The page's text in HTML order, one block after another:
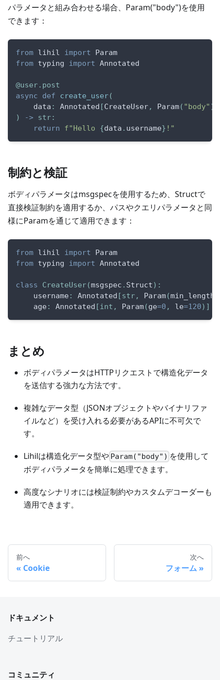
パラメータと組み合わせる場合、Param("body")を使用
できます：
from lihil import Param
from typing import Annotated
@user. post
async
def create_user(
    data
: Annotated [CreateUser, Param( "body" )
)
-> str:
return
f"Hello {data . username} !"
制約と検証
ボディパラメータはmsgspecを使用するため、Structで
直接検証制約を適用するか、パスやクエリパラメータと同
様にParamを通じて適用できます：
from lihil import Param
from typing import Annotated
class CreateUser(msgspec . Struct) :
    username
: Annotated [str, Param(min_length
    age
: Annotated [int , Param(ge=0 , le=120) ]
まとめ
ボディパラメータはHTTPリクエストで構造化データ
を送信する強力な方法です。
複雑なデータ型（JSONオブジェクトやバイナリファ
イルなど）を受け入れる必要があるAPIに不可欠で
す。
Lihilは構造化データ型や Param("body") を使用して
ボディパラメータを簡単に処理できます。
高度なシナリオには検証制約やカスタムデコーダーも
適用できます。
前へ
Cookie
次へ
フォーム
ドキュメント
チュートリアル
コミュニティ